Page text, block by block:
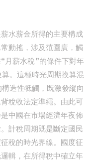
水薪金所得的主要構成
動搖，涉及范圍廣，觸
月薪水稅”的條件下對年
。這種時光周期換算混
造性牴觸，既激發縱向
稅收法定準繩。由此可
中國在市場經濟年夜佈
計稅周期既是斷定國民
稅的時光界線。國度征
輯，在所得稅中確立年